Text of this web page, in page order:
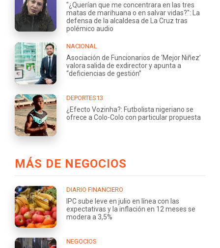
"¿Querían que me concentrara en las tres
matas de marihuana o en salvar vidas?": La
defensa de la alcaldesa de La Cruz tras
polémico audio
NACIONAL
Asociación de Funcionarios de ‘Mejor Niñez’
valora salida de exdirector y apunta a
“deficiencias de gestión”
DEPORTES13
¿Efecto Vozinha?: Futbolista nigeriano se
ofrece a Colo-Colo con particular propuesta
MÁS DE NEGOCIOS
DIARIO FINANCIERO
IPC sube leve en julio en línea con las
expectativas y la inflación en 12 meses se
modera a 3,5%
NEGOCIOS